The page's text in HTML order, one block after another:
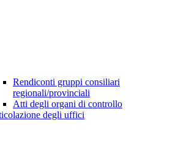
Rendiconti gruppi consiliari
regionali/provinciali
Atti degli organi di controllo
degli uffici